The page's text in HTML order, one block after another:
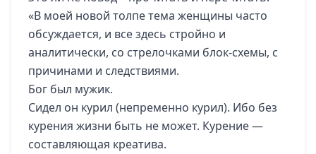
«В моей новой толпе тема женщины часто
обсуждается, и все здесь стройно и
аналитически, со стрелочками блок-схемы, с
причинами и следствиями.
Бог был мужик.
Сидел он курил (непременно курил). Ибо без
курения жизни быть не может. Курение —
составляющая креатива.